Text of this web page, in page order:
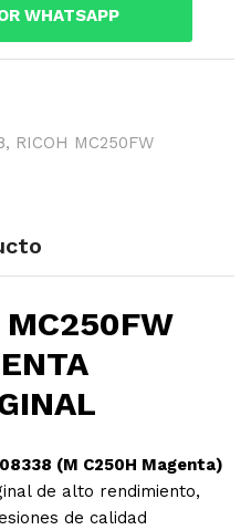
WHATSAPP
, RICOH MC250FW
MC250FW
(M C250H Magenta)
de alto rendimiento,
de calidad